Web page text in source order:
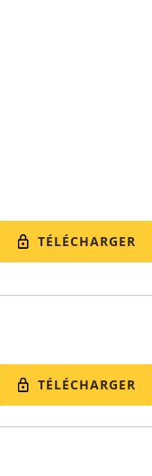
TÉLÉCHARGER
TÉLÉCHARGER